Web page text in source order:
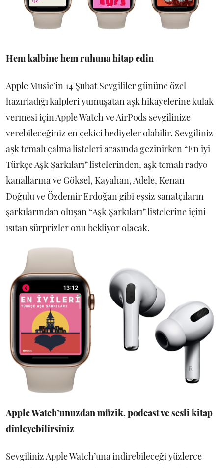
Hem kalbine hem ruhuna hitap edin
Apple Music’in 14 Şubat Sevgililer gününe özel
hazırladığı kalpleri yumuşatan aşk hikayelerine kulak
vermesi için Apple Watch ve AirPods sevgilinize
verebileceğiniz en çekici hediyeler olabilir. Sevgiliniz
aşk temalı çalma listeleri arasında gezinirken “En iyi
Türkçe Aşk Şarkıları” listelerinden, aşk temalı radyo
kanallarına ve Göksel, Kayahan, Adele, Kenan
Doğulu ve Özdemir Erdoğan gibi eşsiz sanatçıların
şarkılarından oluşan “Aşk Şarkıları” listelerine içini
ısıtan sürprizler onu bekliyor olacak.
Apple Watch’unuzdan müzik, podcast ve sesli kitap
dinleyebilirsiniz
Sevgiliniz Apple Watch’una indirebileceği yüzlerce